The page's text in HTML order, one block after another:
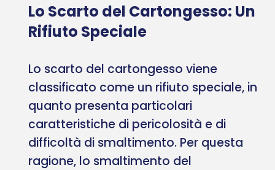
Lo Scarto del Cartongesso: Un
Rifiuto Speciale
Lo scarto del cartongesso viene
classificato come un rifiuto speciale, in
quanto presenta particolari
caratteristiche di pericolosità e di
difficoltà di smaltimento. Per questa
ragione, lo smaltimento del